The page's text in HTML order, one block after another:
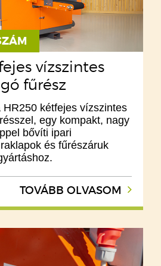
vízszintes
fűrész
HR250 kétfejes vízszintes
egy kompakt, nagy
bővíti ipari
és fűrészáruk
TOVÁBB OLVASOM